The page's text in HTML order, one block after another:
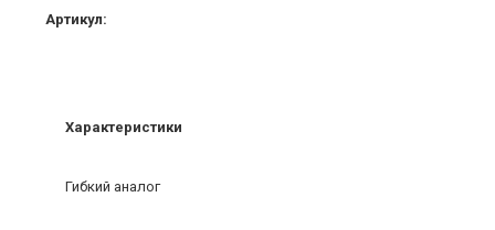
Артикул:
Характеристики
Гибкий аналог